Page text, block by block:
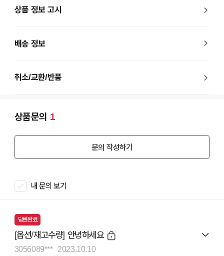
상품 정보 고시
배송 정보
취소/교환/반품
상품문의 1
문의 작성하기
내 문의 보기
답변완료
[옵션/재고수량] 안녕하세요
3056089*** 2023.10.10